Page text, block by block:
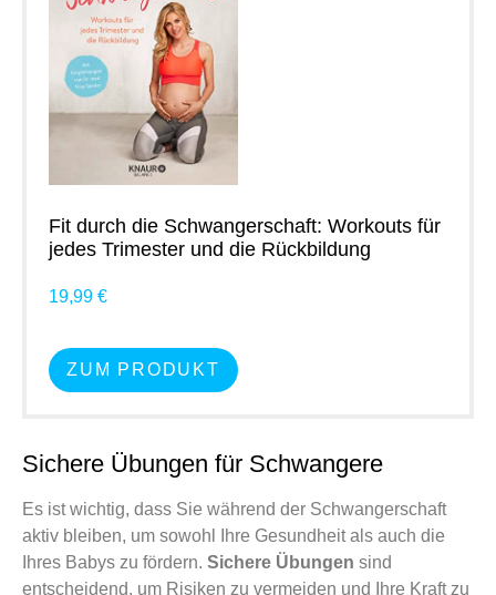
Fit durch die Schwangerschaft: Workouts für
jedes Trimester und die Rückbildung
19,99 €
ZUM PRODUKT
Sichere Übungen für Schwangere
Es ist wichtig, dass Sie während der Schwangerschaft
aktiv bleiben, um sowohl Ihre Gesundheit als auch die
Ihres Babys zu fördern. Sichere Übungen sind
entscheidend, um Risiken zu vermeiden und Ihre Kraft zu